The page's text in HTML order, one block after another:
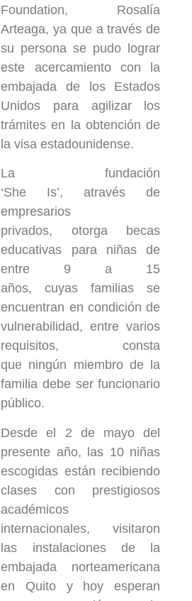
Foundation, Rosalía
Arteaga, ya que a través de
su persona se pudo lograr
este acercamiento con la
embajada de los Estados
Unidos para agilizar los
trámites en la obtención de
la visa estadounidense.
La fundación
‘She Is’, através de
empresarios
privados, otorga becas
educativas para niñas de
entre 9 a 15
años, cuyas familias se
encuentran en condición de
vulnerabilidad, entre varios
requisitos, consta
que ningún miembro de la
familia debe ser funcionario
público.
Desde el 2 de mayo del
presente año, las 10 niñas
escogidas están recibiendo
clases con prestigiosos
académicos
internacionales, visitaron
las instalaciones de la
embajada norteamericana
en Quito y hoy esperan